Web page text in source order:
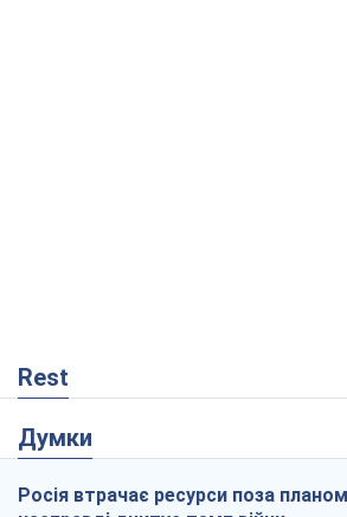
Rest
Думки
Росія втрачає ресурси поза